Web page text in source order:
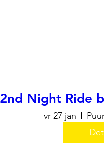
2nd Night Ride
vr 27 jan